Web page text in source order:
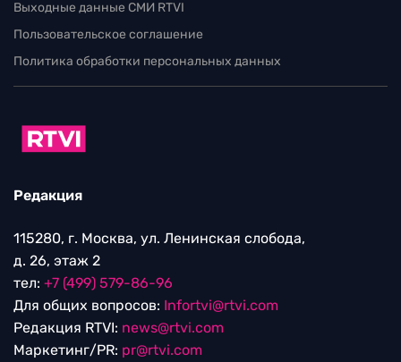
Выходные данные СМИ RTVI
Пользовательское соглашение
Политика обработки персональных данных
Редакция
115280, г. Москва, ул. Ленинская слобода,
д. 26, этаж 2
тел: +7 (499) 579-86-96
Для общих вопросов: Infortvi@rtvi.com
Редакция RTVI: news@rtvi.com
Маркетинг/PR: pr@rtvi.com